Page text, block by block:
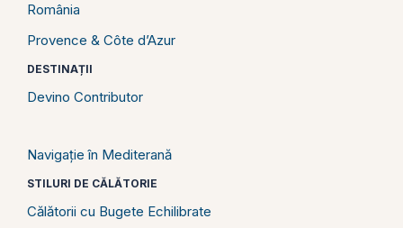
România
Provence & Côte d’Azur
DESTINAȚII
Devino Contributor
Navigație în Mediterană
STILURI DE CĂLĂTORIE
Călătorii cu Bugete Echilibrate